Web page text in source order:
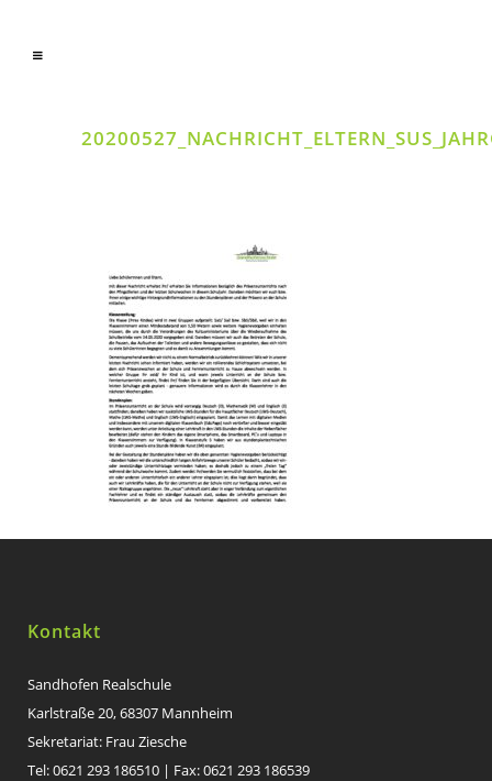
Kontakt
Sandhofen Realschule
Karlstraße 20, 68307 Mannheim
Sekretariat: Frau Ziesche
Tel: 0621 293 186510 | Fax: 0621 293 186539